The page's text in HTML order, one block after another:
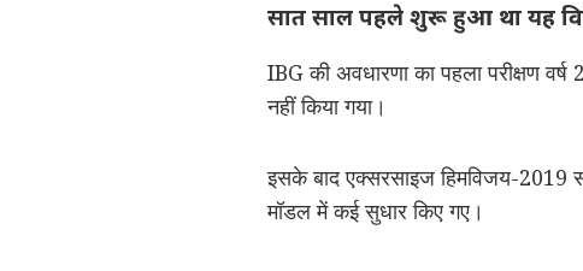
सात साल पहले शुरू हुआ था यह
IBG की अवधारणा का पहला परीक्षण
नहीं किया गया।
इसके बाद एक्सरसाइज हिमविजय-2019
मॉडल में कई सुधार किए गए।